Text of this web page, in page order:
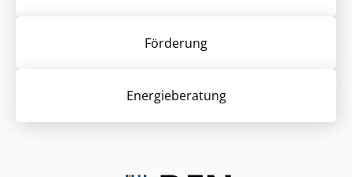
Förderung
Energieberatung